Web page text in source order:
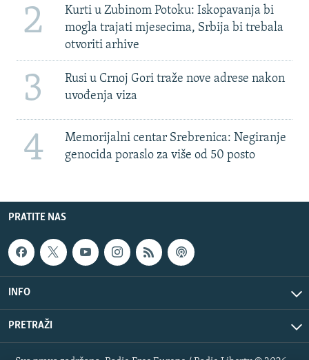
2
Kurti u Zubinom Potoku: Iskopavanja bi
mogla trajati mjesecima, Srbija bi trebala
otvoriti arhive
3
Rusi u Crnoj Gori traže nove adrese nakon
uvođenja viza
4
Memorijalni centar Srebrenica: Negiranje
genocida poraslo za više od 50 posto
PRATITE NAS
INFO
PRETRAŽI